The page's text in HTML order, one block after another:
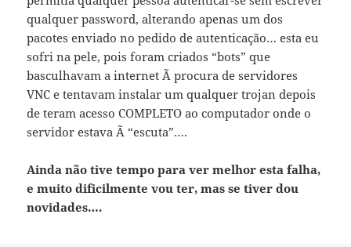
qualquer password, alterando apenas um dos
pacotes enviado no pedido de autenticação… esta eu
sofri na pele, pois foram criados “bots” que
basculhavam a internet Ã procura de servidores
VNC e tentavam instalar um qualquer trojan depois
de teram acesso COMPLETO ao computador onde o
servidor estava Ã “escuta”….
Ainda não tive tempo para ver melhor esta falha,
e muito dificilmente vou ter, mas se tiver dou
novidades….